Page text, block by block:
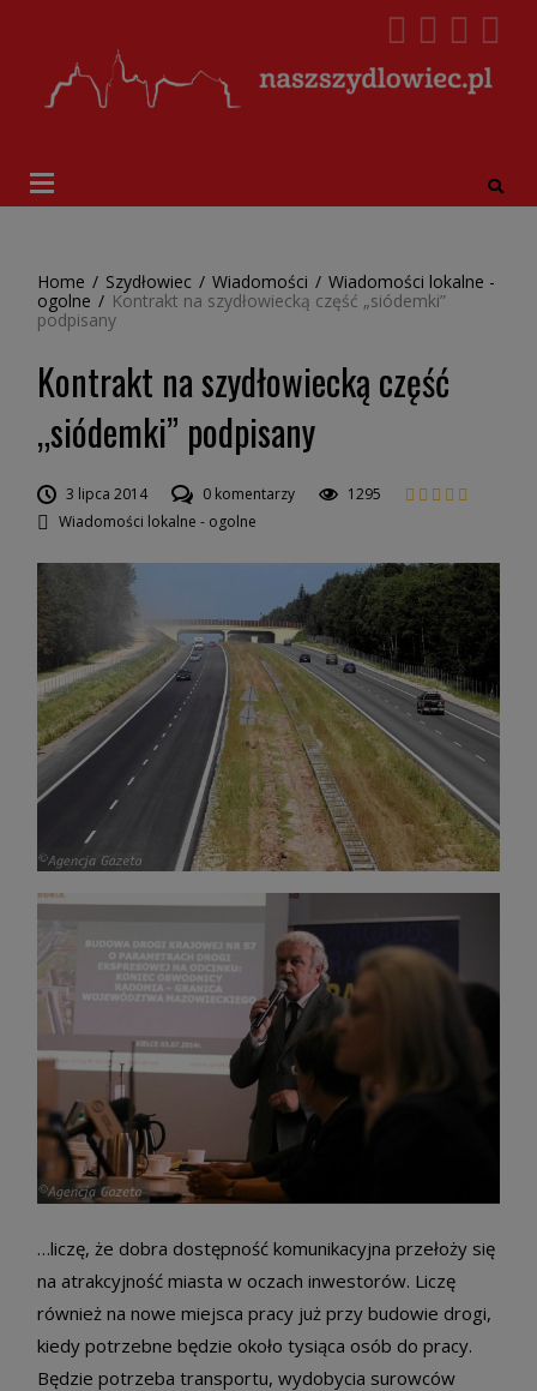
Home / Szydłowiec / Wiadomości / Wiadomości lokalne -
ogolne / Kontrakt na szydłowiecką część „siódemki”
podpisany
Kontrakt na szydłowiecką część
„siódemki” podpisany
3 lipca 2014 0 komentarzy
1295
Wiadomości lokalne - ogolne
…liczę, że dobra dostępność komunikacyjna przełoży się
na atrakcyjność miasta w oczach inwestorów. Liczę
również na nowe miejsca pracy już przy budowie drogi,
kiedy potrzebne będzie około tysiąca osób do pracy.
Będzie potrzeba transportu, wydobycia surowców